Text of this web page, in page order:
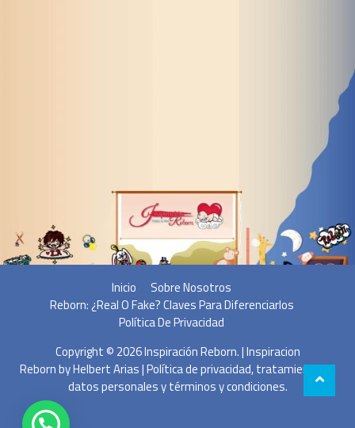
Inicio
Sobre Nosotros
Reborn: ¿Real O Fake? Claves Para Diferenciarlos
Política De Privacidad
Copyright © 2026Inspiración Reborn. | Inspiracion
Reborn byHelbert Arias|Política de privacidad, tratamiento de
datos personales y términos y condiciones.